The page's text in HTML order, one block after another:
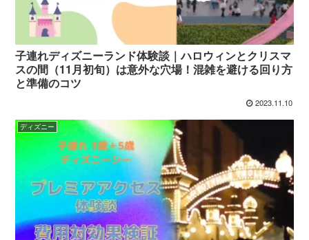
子連れディズニーランド体験談｜ハロウィンとクリスマ
スの間（11月初旬）は意外な穴場！混雑を避ける回り方
と準備のコツ
2023.11.10
ディズニー